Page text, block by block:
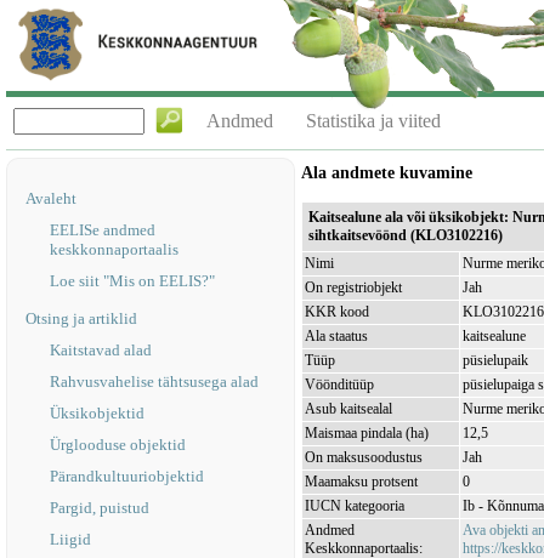
Andmed Statistika ja viited
Avaleht
EELISe andmed
keskkonnaportaalis
Loe siit "Mis on EELIS?"
Otsing ja artiklid
Kaitstavad alad
Rahvusvahelise tähtsusega alad
Üksikobjektid
Ürglooduse objektid
Pärandkultuuriobjektid
Pargid, puistud
Liigid
Ala andmete kuvamine
Kaitsealune ala või üksikobjekt:
sihtkaitsevöönd (KLO3102216)
Nimi
Nurme
On registriobjekt
Jah
KKR kood
KLO3102216
Ala staatus
kaitsealune
Tüüp
püsielupaik
Vöönditüüp
püsielupaiga
Asub kaitsealal
Nurme
Maismaa pindala (ha)
12,5
On maksusoodustus
Jah
Maamaksu protsent
0
IUCN kategooria
Ib -
Andmed
Keskkonnaportaalis:
Ava objekti
https://